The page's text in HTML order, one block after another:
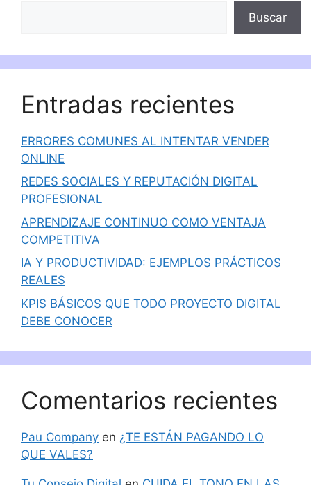
Buscar
Entradas recientes
ERRORES COMUNES AL INTENTAR VENDER
ONLINE
REDES SOCIALES Y REPUTACIÓN DIGITAL
PROFESIONAL
APRENDIZAJE CONTINUO COMO VENTAJA
COMPETITIVA
IA Y PRODUCTIVIDAD: EJEMPLOS PRÁCTICOS
REALES
KPIS BÁSICOS QUE TODO PROYECTO DIGITAL
DEBE CONOCER
Comentarios recientes
Pau Company en ¿TE ESTÁN PAGANDO LO
QUE VALES?